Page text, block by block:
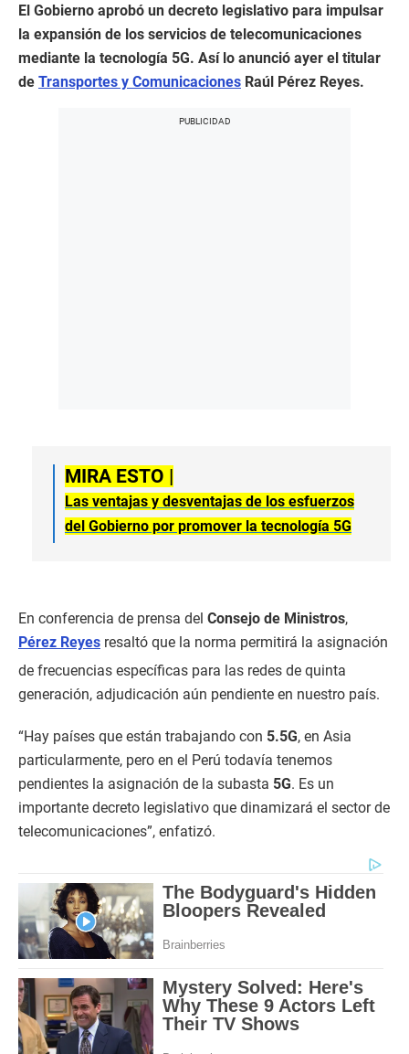
El Gobierno aprobó un decreto legislativo para impulsar
la expansión de los servicios de telecomunicaciones
mediante la tecnología 5G. Así lo anunció ayer el titular
de Transportes y Comunicaciones Raúl Pérez Reyes.
MIRA ESTO |
Las ventajas y desventajas de los esfuerzos
del Gobierno por promover la tecnología 5G
En conferencia de prensa del Consejo de Ministros,
Pérez Reyes resaltó que la norma permitirá la asignación
de frecuencias específicas para las redes de quinta
generación, adjudicación aún pendiente en nuestro país.
“Hay países que están trabajando con 5.5G, en Asia
particularmente, pero en el Perú todavía tenemos
pendientes la asignación de la subasta 5G. Es un
importante decreto legislativo que dinamizará el sector de
telecomunicaciones”, enfatizó.